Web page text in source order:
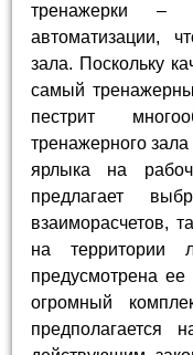
тренажерки
автоматизации,
зала. Поскольку
самый
пестрит
тренажерного
ярлыка на
предлагает
взаиморасчетов,
на территории
предусмотрена ее
огромный
предполагается